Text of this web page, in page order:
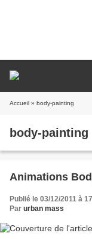
Accueil » body-painting
body-painting
Animations
Publié le 03/12/2011 à
Par urban mass